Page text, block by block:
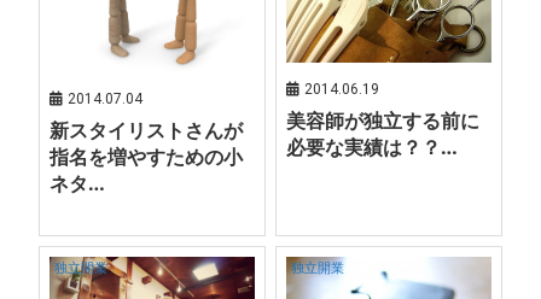
2014.07.04
新スタイリストさんが
指名を増やすための小
ネタ…
2014.06.19
美容師が独立する前に
必要な実績は？？…
独立開業 独立開業